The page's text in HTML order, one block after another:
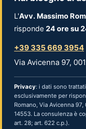
L'Avv. Massimo
risponde 24 ore su
+39 335 669 3954
Via Avicenna 97,
Privacy: i dati sono
esclusivamente per
Romano, Via Avicenna
14553. La consulenza è
art. 28; art. 622 c.p.).